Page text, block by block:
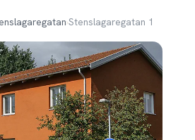
›Stenslagaregatan 1